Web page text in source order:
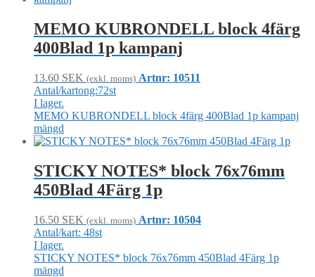
MEMO KUBRONDELL block 4färg
400Blad 1p kampanj
13.60 SEK (exkl. moms) Artnr: 10511
Antal/kartong:72st
I lager.
MEMO KUBRONDELL block 4färg 400Blad 1p kampanj
mängd
STICKY NOTES* block 76x76mm
450Blad 4Färg 1p
16.50 SEK (exkl. moms) Artnr: 10504
Antal/kart: 48st
I lager.
STICKY NOTES* block 76x76mm 450Blad 4Färg 1p
mängd